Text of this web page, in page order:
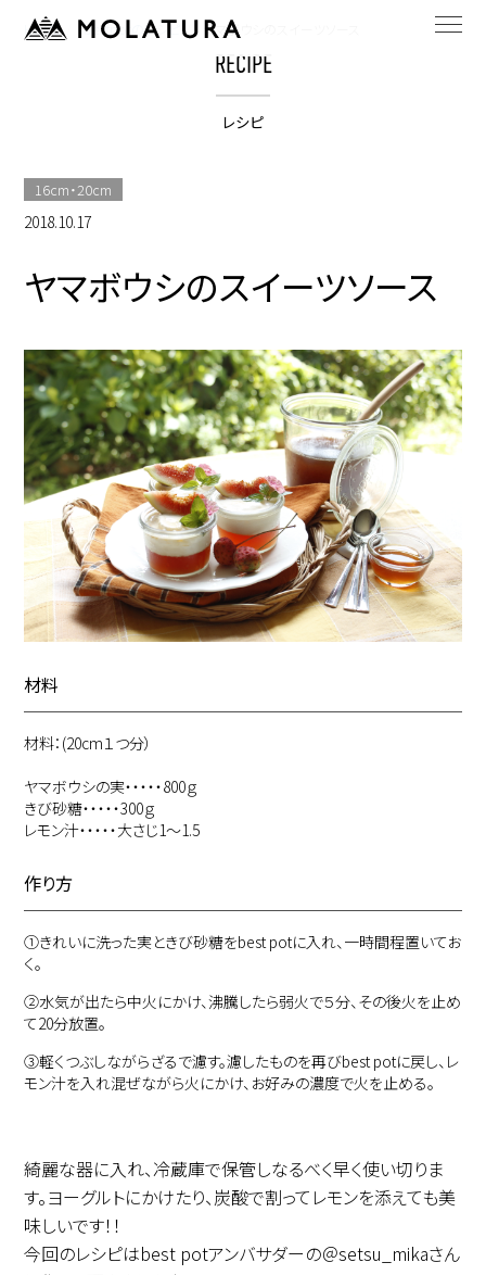
HOME bestpotのレシピ ヤマボウシのスイーツソース
RECIPE
レシピ
16cm・20cm
2018.10.17
ヤマボウシのスイーツソース
材料
材料：(20cm１つ分）
ヤマボウシの実・・・・・800ｇ
きび砂糖・・・・・300ｇ
レモン汁・・・・・大さじ1～1.5
作り方
①きれいに洗った実ときび砂糖をbest potに入れ、一時間程置いてお
く。
②水気が出たら中火にかけ、沸騰したら弱火で５分、その後火を止め
て20分放置。
③軽くつぶしながらざるで濾す。濾したものを再びbest potに戻し、レ
モン汁を入れ混ぜながら火にかけ、お好みの濃度で火を止める。
綺麗な器に入れ、冷蔵庫で保管しなるべく早く使い切りま
す。ヨーグルトにかけたり、炭酸で割ってレモンを添えても美
味しいです！！
今回のレシピはbest potアンバサダーの＠setsu_mikaさん